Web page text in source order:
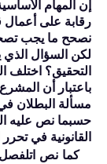
إن المهام
رقابة على أعمال
نصحح ما يجب
لكن السؤال
التحقيق؟ اختلف
باعتبار أن
مسألة البطلان
حسبما نص عليه
القانونية في
كما نص